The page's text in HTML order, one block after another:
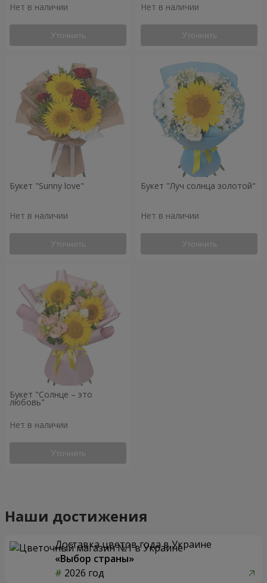
Нет в наличии
Уточнить
Нет в наличии
Уточнить
Букет "Sunny love"
Нет в наличии
Уточнить
Букет "Луч солнца золотой"
Нет в наличии
Уточнить
Букет "Солнце – это
любовь"
Нет в наличии
Уточнить
Наши достижения
Доставка цветов года в Украине
«Выбор страны»
2026 год